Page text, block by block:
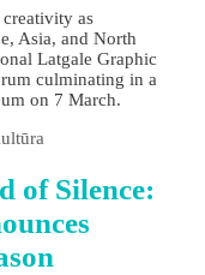
creativity as
Asia, and North
Latgale Graphic
culminating in a
on 7 March.
of Silence: